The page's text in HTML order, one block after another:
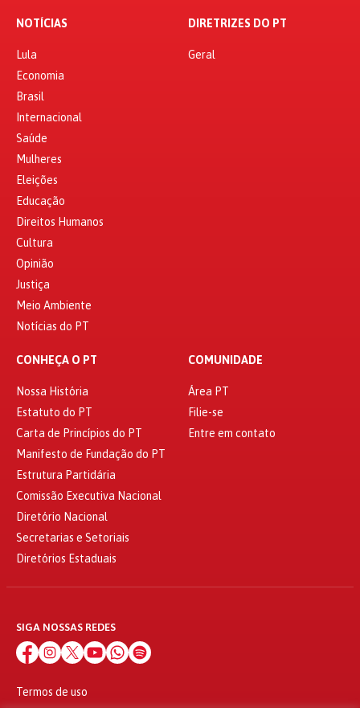
NOTÍCIAS
Lula
Economia
Brasil
Internacional
Saúde
Mulheres
Eleições
Educação
Direitos Humanos
Cultura
Opinião
Justiça
Meio Ambiente
Notícias do PT
DIRETRIZES DO PT
Geral
CONHEÇA O PT
Nossa História
Estatuto do PT
Carta de Princípios do PT
Manifesto de Fundação do PT
Estrutura Partidária
Comissão Executiva Nacional
Diretório Nacional
Secretarias e Setoriais
Diretórios Estaduais
COMUNIDADE
Área PT
Filie-se
Entre em contato
SIGA NOSSAS REDES
Termos de uso